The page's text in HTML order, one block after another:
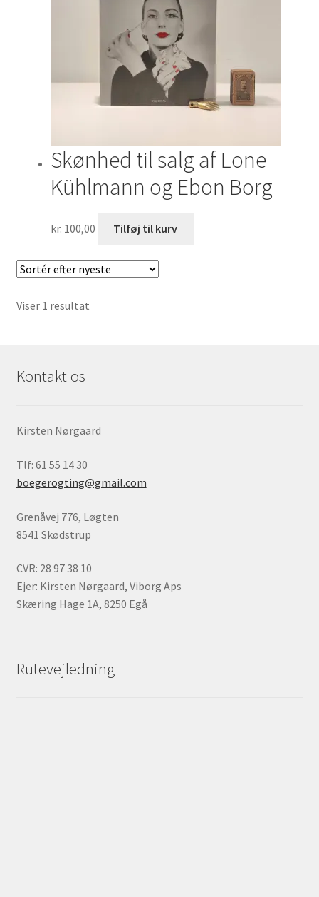
Skønhed til salg af Lone
Kühlmann og Ebon Borg
kr. 100,00 Tilføj til kurv
Viser 1 resultat
Kontakt os
Kirsten Nørgaard
Tlf: 61 55 14 30
boegerogting@gmail.com
Grenåvej 776, Løgten
8541 Skødstrup
CVR: 28 97 38 10
Ejer: Kirsten Nørgaard, Viborg Aps
Skæring Hage 1A, 8250 Egå
Rutevejledning